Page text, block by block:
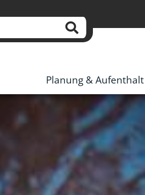
Planung & Aufenthalt